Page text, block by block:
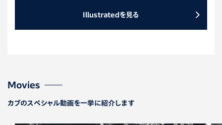
Illustratedを見る
Movies
カブのスペシャル動画を一挙に紹介します